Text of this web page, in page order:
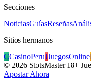
Secciones
NoticiasGuíasReseñas
Sitios hermanos
CCasinoPeruJJuegosOnline
© 2026 SlotsMaster|18+
Apostar Ahora